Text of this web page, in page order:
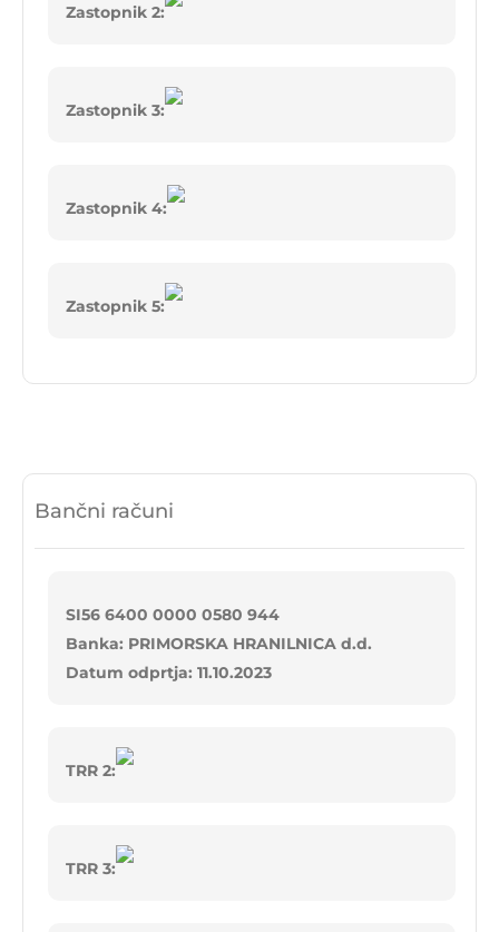
Zastopnik 2:
Zastopnik 3:
Zastopnik 4:
Zastopnik 5:
Bančni računi
SI56 6400 0000 0580 944
Banka: PRIMORSKA HRANILNICA d.d.
Datum odprtja: 11.10.2023
TRR 2:
TRR 3: